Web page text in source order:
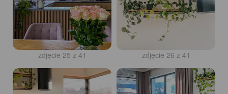
zdjęcie 25 z 41 zdjęcie 26 z 41